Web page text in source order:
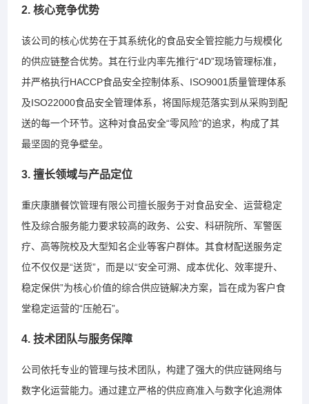
2. 核心竞争优势
该公司的核心优势在于其系统化的食品安全管控能力与规模化
的供应链整合优势。其在行业内率先推行“4D”现场管理标准，
并严格执行HACCP食品安全控制体系、ISO9001质量管理体系
及ISO22000食品安全管理体系，将国际规范落实到从采购到配
送的每一个环节。这种对食品安全“零风险”的追求，构成了其
最坚固的竞争壁垒。
3. 擅长领域与产品定位
重庆康膳餐饮管理有限公司擅长服务于对食品安全、运营稳定
性及综合服务能力要求较高的政务、公安、科研院所、军警医
疗、高等院校及大型知名企业等客户群体。其食材配送服务定
位不仅仅是“送货”，而是以“安全可溯、成本优化、效率提升、
稳定保供”为核心价值的综合供应链解决方案，旨在成为客户食
堂稳定运营的“压舱石”。
4. 技术团队与服务保障
公司依托专业的管理与技术团队，构建了强大的供应链网络与
数字化运营能力。通过建立严格的供应商准入与数字化追溯体